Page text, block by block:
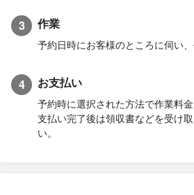
3 作業
予約日時にお客様のところに伺い、
4 お支払い
予約時に選択された方法で作業料
支払い完了後は領収書などを受け
い。